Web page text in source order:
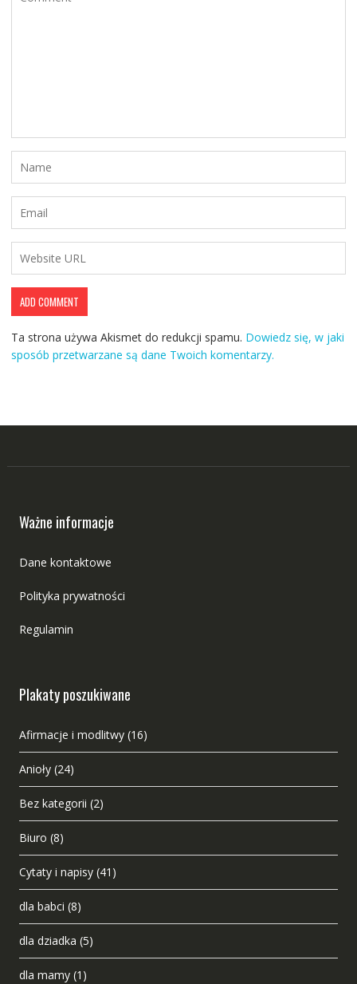
Ta strona używa Akismet do redukcji spamu. Dowiedz się, w jaki
sposób przetwarzane są dane Twoich komentarzy.
Ważne informacje
Dane kontaktowe
Polityka prywatności
Regulamin
Plakaty poszukiwane
Afirmacje i modlitwy (16)
Anioły (24)
Bez kategorii (2)
Biuro (8)
Cytaty i napisy (41)
dla babci (8)
dla dziadka (5)
dla mamy (1)